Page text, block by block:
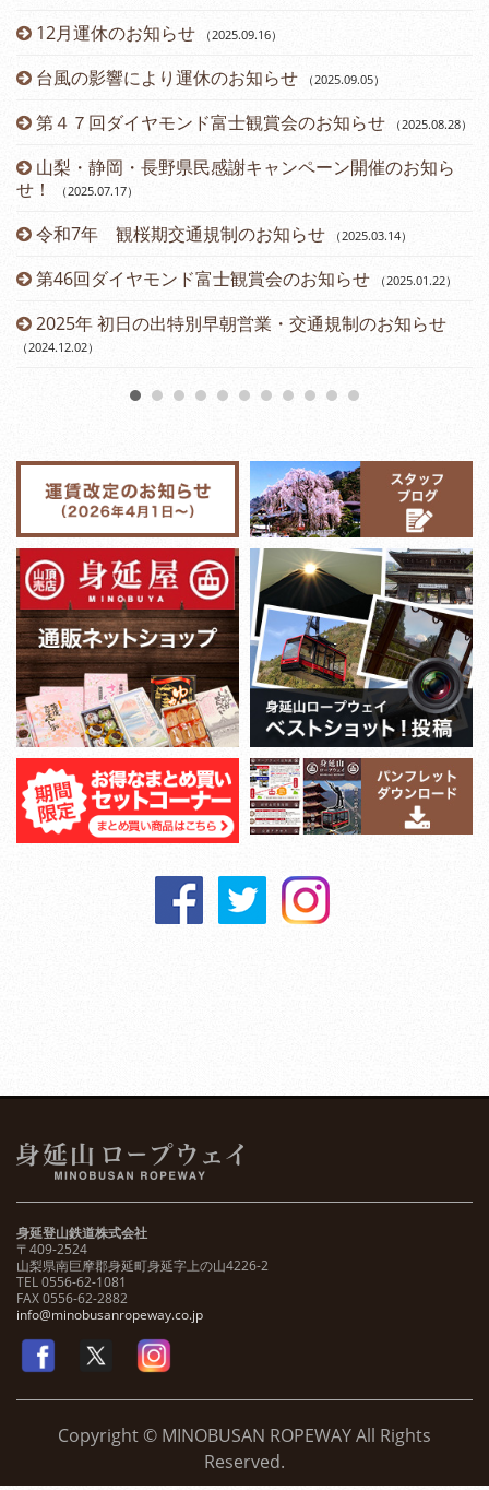
12月運休のお知らせ （2025.09.16）
台風の影響により運休のお知らせ （2025.09.05）
第４７回ダイヤモンド富士観賞会のお知らせ （2025.08.28）
山梨・静岡・長野県民感謝キャンペーン開催のお知ら
せ！
（2025.07.17）
令和7年 観桜期交通規制のお知らせ （2025.03.14）
第46回ダイヤモンド富士観賞会のお知らせ （2025.01.22）
2025年 初日の出特別早朝営業・交通規制のお知らせ
（2024.12.02）
身延登山鉄道株式会社
〒409-2524
山梨県南巨摩郡身延町身延字上の山4226-2
TEL 0556-62-1081
FAX 0556-62-2882
info@minobusanropeway.co.jp
Copyright © MINOBUSAN ROPEWAY All Rights
Reserved.